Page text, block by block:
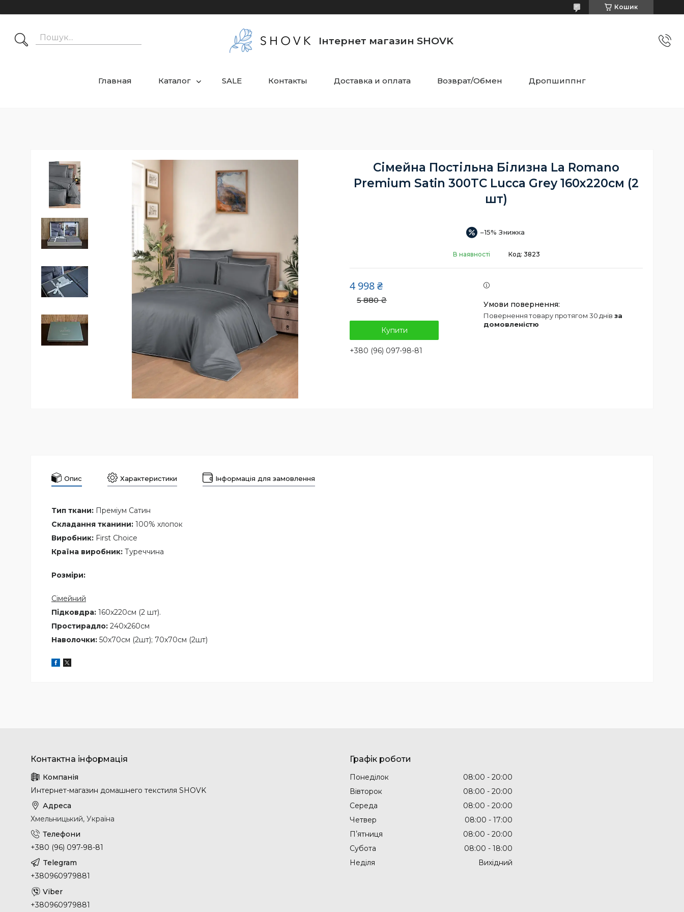
Кошик
Інтернет магазин SHOVK
Главная Каталог SALE Контакты Доставка и оплата Возврат/Обмен Дропшиппнг
Сімейна Постільна Білизна La Romano
Premium Satin 300TC Lucca Grey 160х220см (2
шт)
–15%
В наявності Код: 3823
5 880 ₴
4 998 ₴
Купити
+380 (96) 097-98-81
повернення товару протягом 30 днів за
домовленістю
Опис Характеристики Інформація для замовлення
Тип ткани: Преміум Сатин
Складання тканини: 100% хлопок
Виробник: First Choice
Країна виробник: Туреччина
Розміри:
Сімейний
Підковдра: 160х220см (2 шт).
Простирадло: 240х260см
Наволочки: 50x70см (2шт); 70x70см (2шт)
Интернет-магазин домашнего текстиля SHOVK
Хмельницький, Україна
+380 (96) 097-98-81
+380960979881
+380960979881
Графік роботи
Понеділок 08:00
20:00
Вівторок
08:00
20:00
Середа
08:00
20:00
Четвер
08:00
17:00
Пʼятниця
08:00
20:00
Субота
08:00
18:00
Неділя
Вихідний